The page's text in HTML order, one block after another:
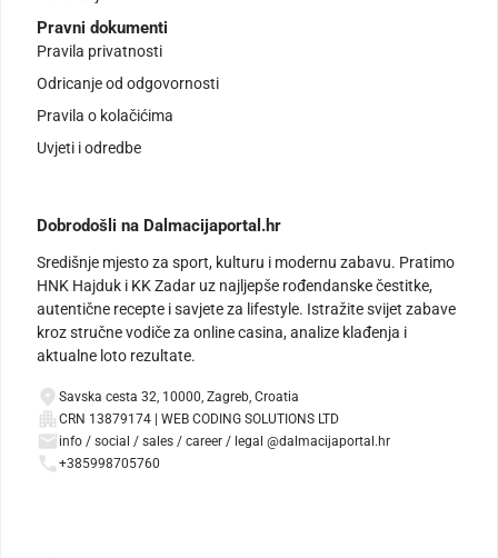
Pravni dokumenti
Pravila privatnosti
Odricanje od odgovornosti
Pravila o kolačićima
Uvjeti i odredbe
Dobrodošli na Dalmacijaportal.hr
Središnje mjesto za sport, kulturu i modernu zabavu. Pratimo
HNK Hajduk i KK Zadar uz najljepše rođendanske čestitke,
autentične recepte i savjete za lifestyle. Istražite svijet zabave
kroz stručne vodiče za online casina, analize klađenja i
aktualne loto rezultate.
Savska cesta 32, 10000, Zagreb, Croatia
CRN 13879174 | WEB CODING SOLUTIONS LTD
info / social / sales / career / legal @dalmacijaportal.hr
+385998705760